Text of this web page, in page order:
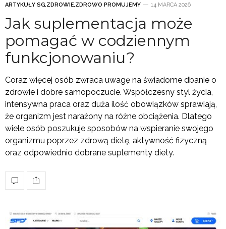
ARTYKUŁY SG,ZDROWIE,ZDROWO PROMUJEMY 14 MARCA 2026
Jak suplementacja może
pomagać w codziennym
funkcjonowaniu?
Coraz więcej osób zwraca uwagę na świadome dbanie o
zdrowie i dobre samopoczucie. Współczesny styl życia,
intensywna praca oraz duża ilość obowiązków sprawiają,
że organizm jest narażony na różne obciążenia. Dlatego
wiele osób poszukuje sposobów na wspieranie swojego
organizmu poprzez zdrową dietę, aktywność fizyczną
oraz odpowiednio dobrane suplementy diety.